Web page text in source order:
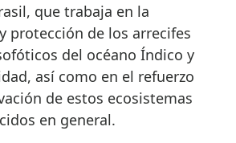
que trabaja en la
protección de los arrecifes
del océano Índico y
así como en el refuerzo
de estos ecosistemas
en general.